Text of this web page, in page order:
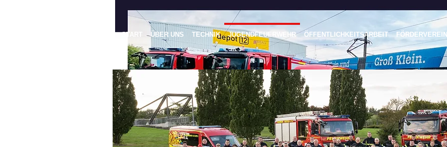
START ÜBER UNS TECHNIK JUGENDFEUERWEHR ÖFFENTLICHKEITSARBEIT FÖRDERVEREIN